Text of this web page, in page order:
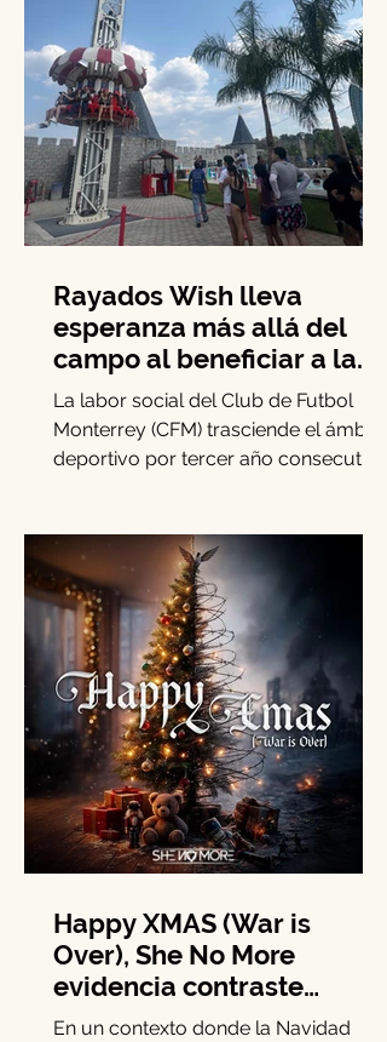
Rayados Wish lleva
esperanza más allá del
campo al beneficiar a la
niñez con enfermedades
crónicas
La labor social del Club de Futbol
Monterrey (CFM) trasciende el ámbito
mediante la iniciativa Rayados Wish.
Este esfuerzo se enfoca en la niñez
con situaciones médicas vulnerables
para generar experiencias orientadas
a su bienestar emocional y social.
Durante esta edición, el programa
benefició a seis familias con una
dinámica especial diseñada en alianza
con Viva y la Fundación Dr. Sonrisas.
Entre el 24 y el 26 de abril, Sofía,
André, Ma
Happy XMAS (War is
Over), She No More
evidencia contraste